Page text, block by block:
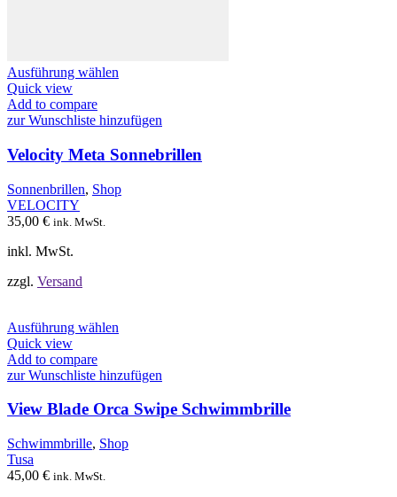
Ausführung wählen
mehrere
auf.
Die
können
Quick view
Add to compare
zur Wunschliste hinzufügen
Velocity Meta Sonnebrillen
Sonnenbrillen, Shop
VELOCITY
35,00 € ink. MwSt.
inkl. MwSt.
zzgl. Versand
Ausführung wählen
mehrere
auf.
Optionen
können
Quick view
Add to compare
zur Wunschliste hinzufügen
View Blade Orca Swipe Schwimmbrille
Schwimmbrille, Shop
Tusa
45,00 € ink. MwSt.